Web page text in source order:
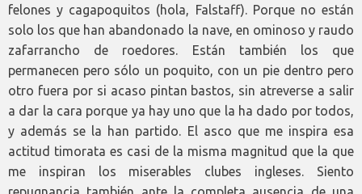
felones y cagapoquitos (hola, Falstaff). Porque no están
solo los que han abandonado la nave, en ominoso y raudo
zafarrancho de roedores. Están también los que
permanecen pero sólo un poquito, con un pie dentro pero
otro fuera por si acaso pintan bastos, sin atreverse a salir
a dar la cara porque ya hay uno que la ha dado por todos,
y además se la han partido. El asco que me inspira esa
actitud timorata es casi de la misma magnitud que la que
me inspiran los miserables clubes ingleses. Siento